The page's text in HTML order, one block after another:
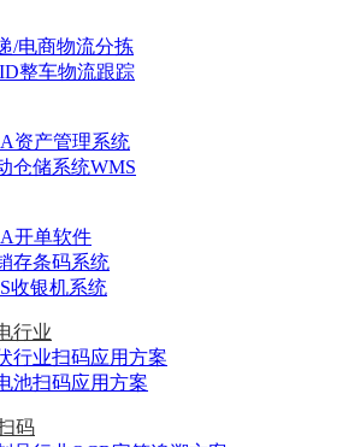
/电商物流分拣
整车物流跟踪
资产管理系统
仓储系统WMS
开单软件
存条码系统
收银机系统
行业
行业扫码应用方案
池扫码应用方案
码